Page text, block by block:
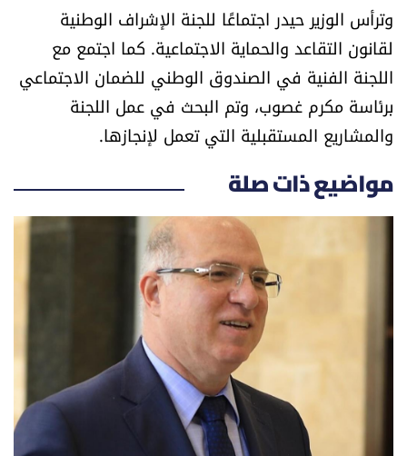
وترأس الوزير حيدر اجتماعًا للجنة الإشراف الوطنية
لقانون التقاعد والحماية الاجتماعية. كما اجتمع مع
اللجنة الفنية في الصندوق الوطني للضمان الاجتماعي
برئاسة مكرم غصوب، وتم البحث في عمل اللجنة
والمشاريع المستقبلية التي تعمل لإنجازها.
مواضيع ذات صلة